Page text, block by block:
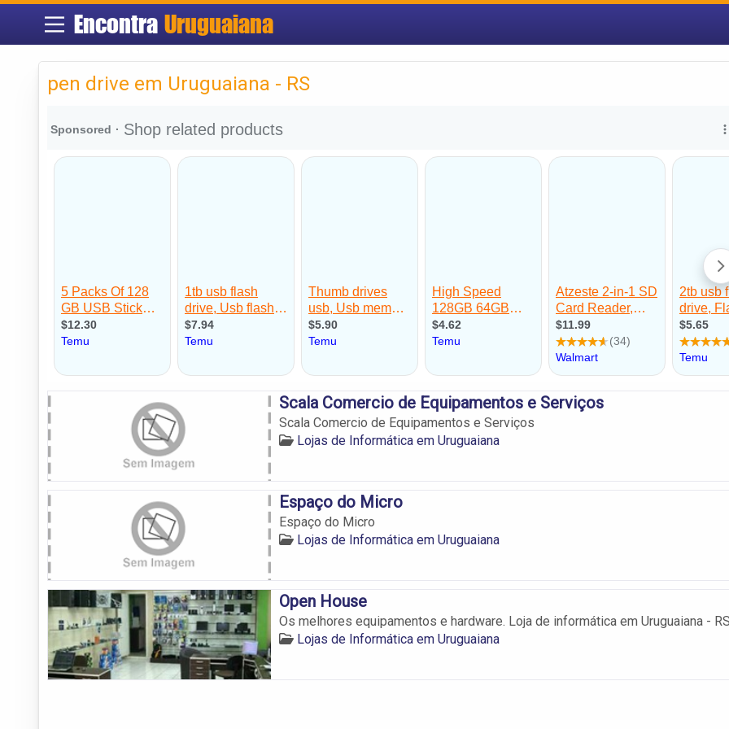
Encontra Uruguaiana
pen drive em Uruguaiana - RS
Scala Comercio de Equipamentos e Serviços
Scala Comercio de Equipamentos e Serviços
Lojas de Informática em Uruguaiana
Espaço do Micro
Espaço do Micro
Lojas de Informática em Uruguaiana
Open House
Os melhores equipamentos e hardware. Loja de informática em Uruguaiana -
Lojas de Informática em Uruguaiana